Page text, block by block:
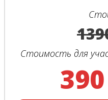
Стоимость для